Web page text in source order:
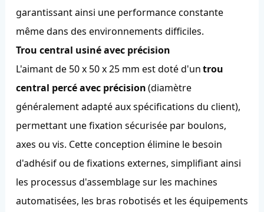
garantissant ainsi une performance constante
même dans des environnements difficiles.
Trou central usiné avec précision
L'aimant de 50 x 50 x 25 mm est doté d'untrou
central percé avec précision(diamètre
généralement adapté aux spécifications du client),
permettant une fixation sécurisée par boulons,
axes ou vis. Cette conception élimine le besoin
d'adhésif ou de fixations externes, simplifiant ainsi
les processus d'assemblage sur les machines
automatisées, les bras robotisés et les équipements